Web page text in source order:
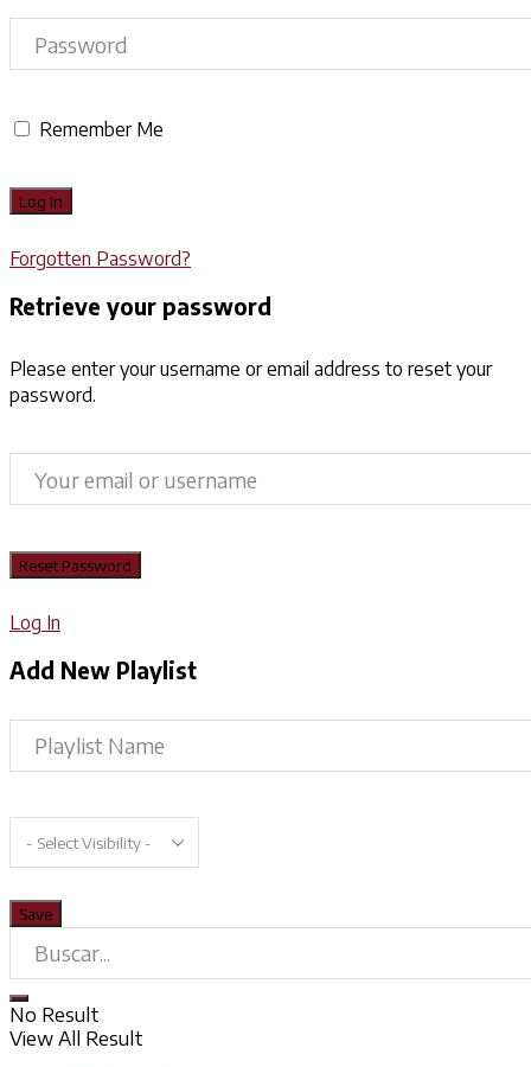
Remember Me
Forgotten Password?
Retrieve your password
Please enter your username or email address to reset your
password.
Log In
Add New Playlist
No Result
View All Result